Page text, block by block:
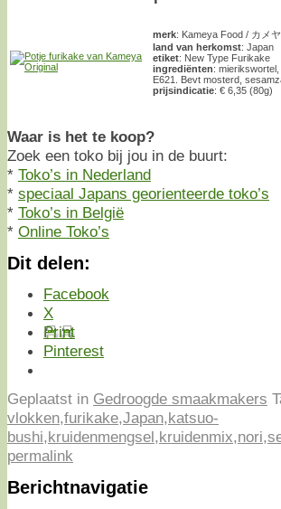
merk: Kameya Food / カメ
land van herkomst: Japan
etiket: New Type Furikake
ingrediënten:
E621. Bevt mosterd,
prijsindicatie: € 6,35 (80g)
Waar is het te koop?
Zoek een toko bij jou in de buurt:
* Toko’s in Nederland
* speciaal Japans georienteerde toko’s
* Toko’s in België
* Online Toko’s
Dit delen:
Facebook
X
Print
Pinterest
Geplaatst in Gedroogde smaakmakers
vlokken,furikake,Japan,katsuo-
bushi,kruidenmengsel,kruidenmix,nori,
permalink
Berichtnavigatie